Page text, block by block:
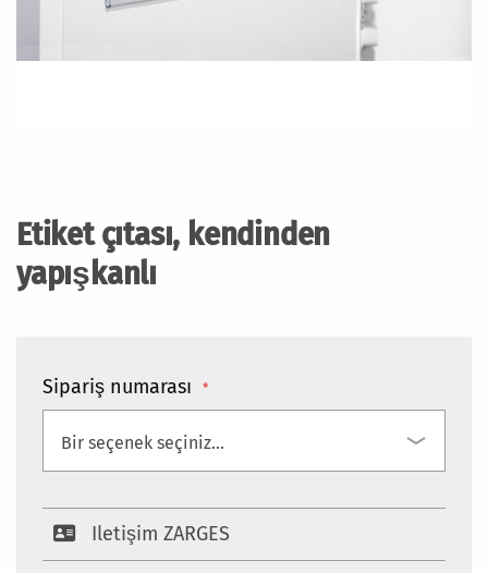
Etiket çıtası, kendinden
yapışkanlı
Sipariş numarası
Iletişim ZARGES
git